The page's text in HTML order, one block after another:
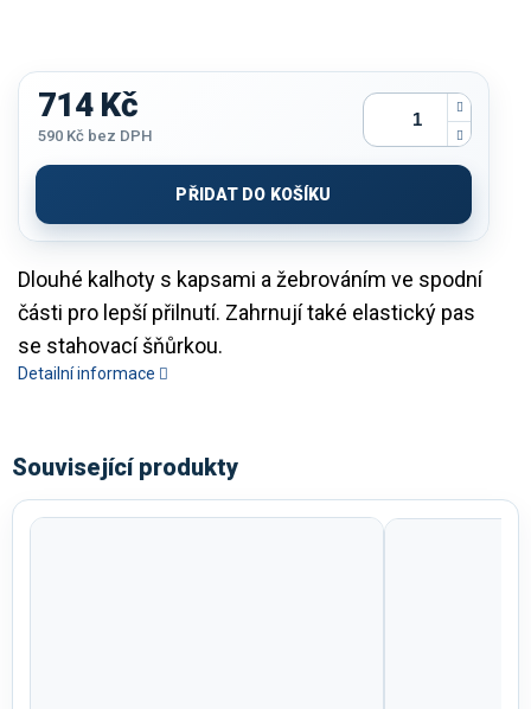
Dlouhé kalhoty s kapsami a žebrováním ve spodní
části pro lepší přilnutí. Zahrnují také elastický pas
se stahovací šňůrkou.
Detailní informace
714 Kč
590 Kč bez DPH
cena:
PŘIDAT DO KOŠÍKU
Související produkty